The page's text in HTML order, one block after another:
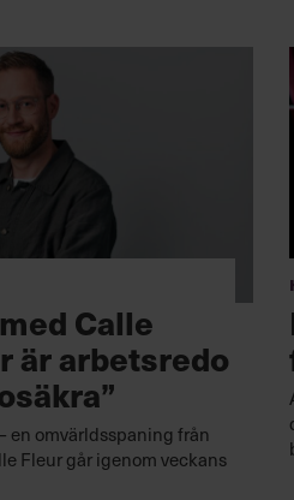
Calle
är arbetsredo
en omvärldsspaning från
Fleur går igenom veckans